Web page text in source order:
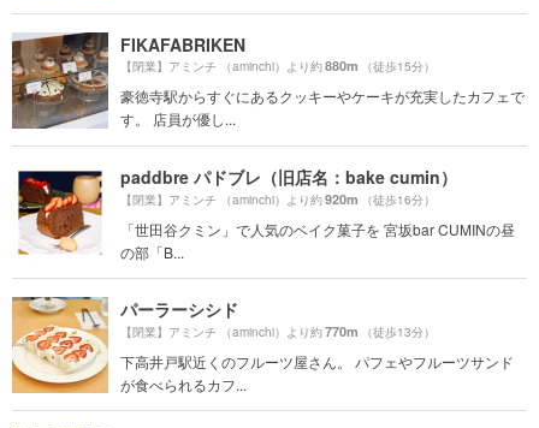
FIKAFABRIKEN
【閉業】アミンチ （aminchi）より約880m （徒歩15分）
豪徳寺駅からすぐにあるクッキーやケーキが充実したカフェで
す。 店員が優し...
paddbre パドブレ（旧店名：bake cumin）
【閉業】アミンチ （aminchi）より約920m （徒歩16分）
「世田谷クミン」で人気のベイク菓子を 宮坂bar CUMINの昼
の部「B...
パーラーシシド
【閉業】アミンチ （aminchi）より約770m （徒歩13分）
下高井戸駅近くのフルーツ屋さん。 パフェやフルーツサンド
が食べられるカフ...